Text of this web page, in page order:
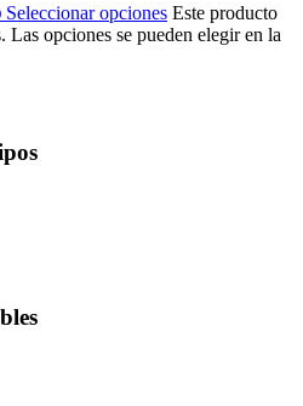
Seleccionar opciones Este producto
Las opciones se pueden elegir en la